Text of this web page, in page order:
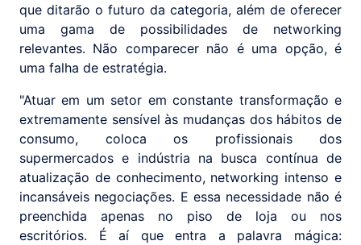
que ditarão o futuro da categoria, além de oferecer
uma gama de possibilidades de networking
relevantes. Não comparecer não é uma opção, é
uma falha de estratégia.
"Atuar em um setor em constante transformação e
extremamente sensível às mudanças dos hábitos de
consumo, coloca os profissionais dos
supermercados e indústria na busca contínua de
atualização de conhecimento, networking intenso e
incansáveis negociações. E essa necessidade não é
preenchida apenas no piso de loja ou nos
escritórios. É aí que entra a palavra mágica: